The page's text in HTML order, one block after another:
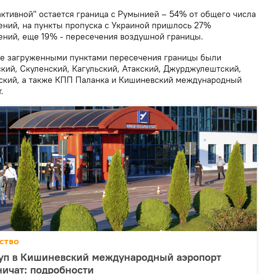
остается граница с Румынией – 54% от общего числа
на пункты пропуска с Украиной пришлось 27%
еще 19% - пересечения воздушной границы.
загруженными пунктами пересечения границы были
Скуленский, Кагульский, Атакский, Джурджулештский,
а также КПП Паланка и Кишиневский международный
в Кишиневский международный аэропорт
подробности